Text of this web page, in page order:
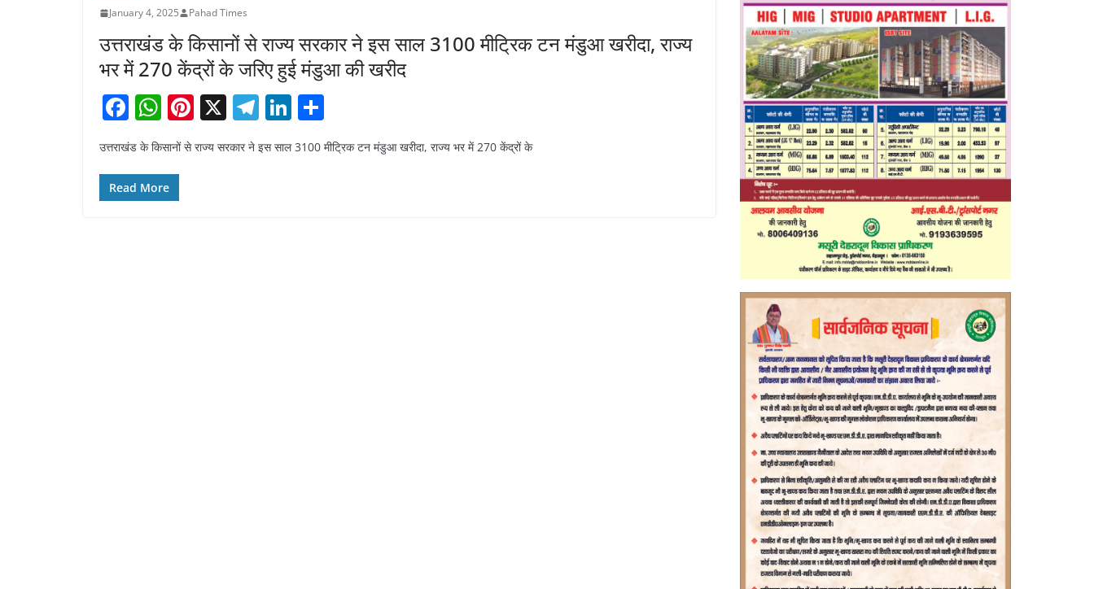
January 4, 2025 Pahad Times
उत्तराखंड के किसानों से राज्य सरकार ने इस साल 3100 मीट्रिक टन मंडुआ खरीदा, राज्य
भर में 270 केंद्रों के जरिए हुई मंडुआ की खरीद
F
a
c
e
b
W
h
at
s
A
Pi
er
X T
e
Li
k
h
ar
उत्तराखंड के किसानों से राज्य सरकार ने इस साल 3100 मीट्रिक टन मंडुआ खरीदा, राज्य भर में 270 केंद्रों के
Read More